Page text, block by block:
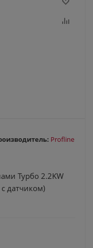
Profline
Турбо 2.2KW
датчиком)